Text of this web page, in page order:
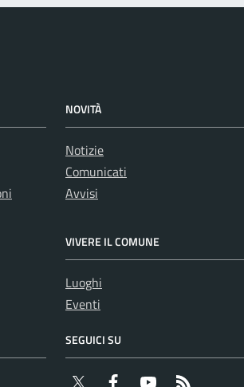
NOVITÀ
Notizie
Comunicati
Avvisi
VIVERE IL COMUNE
Luoghi
Eventi
SEGUICI SU
Twitter Facebook YouTube